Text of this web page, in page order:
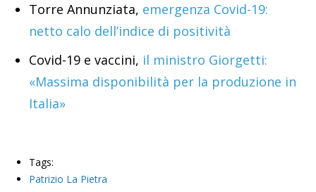
Torre Annunziata, emergenza Covid-19:
netto calo dell’indice di positività
Covid-19 e vaccini, il ministro Giorgetti:
«Massima disponibilità per la produzione in
Italia»
Tags:
Patrizio La Pietra